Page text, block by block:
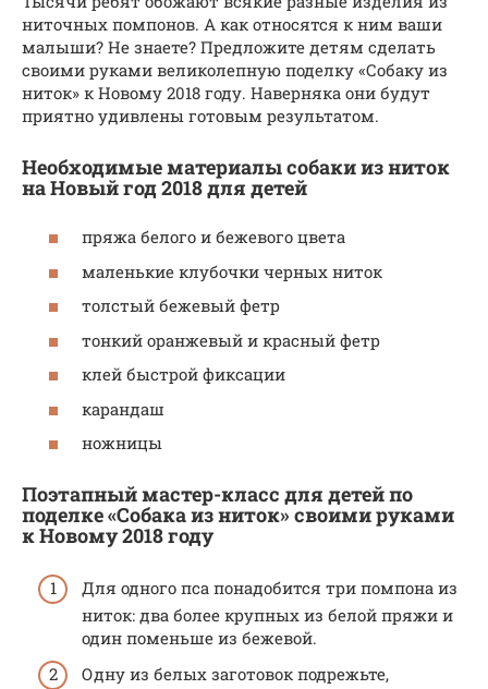
ниточных помпонов. А как относятся к ним ваши
малыши? Не знаете? Предложите детям сделать
своими руками великолепную поделку «Собаку из
ниток» к Новому 2018 году. Наверняка они будут
приятно удивлены готовым результатом.
Необходимые материалы собаки из ниток
на Новый год 2018 для детей
пряжа белого и бежевого цвета
маленькие клубочки черных ниток
толстый бежевый фетр
тонкий оранжевый и красный фетр
клей быстрой фиксации
карандаш
ножницы
Поэтапный мастер-класс для детей по
поделке «Собака из ниток» своими руками
к Новому 2018 году
Для одного пса понадобится три помпона из
ниток: два более крупных из белой пряжи и
один поменьше из бежевой.
Одну из белых заготовок подрежьте,